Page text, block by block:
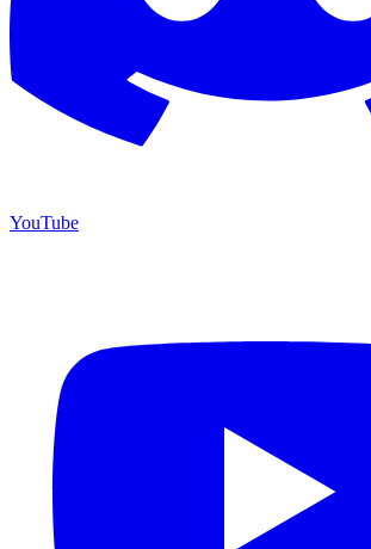
YouTube